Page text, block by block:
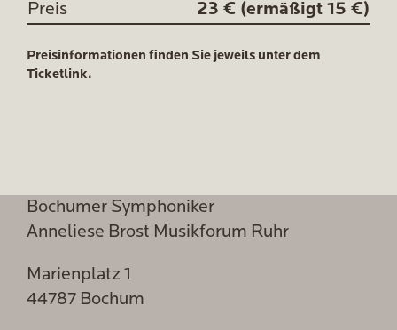
Preis 23 € (ermäßigt 15 €)
Preisinformationen finden Sie jeweils unter dem
Ticketlink.
Bochumer Symphoniker
Anneliese Brost Musikforum Ruhr
Marienplatz 1
44787 Bochum